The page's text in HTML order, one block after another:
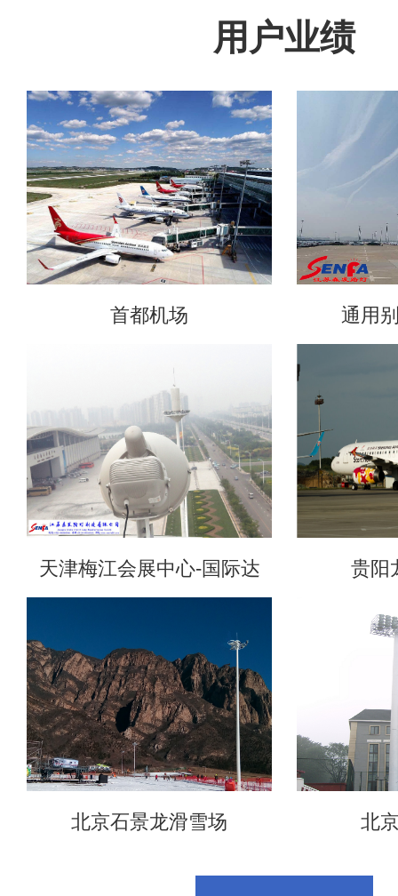
用户业绩
首都机场 通用
天津梅江会展中心-国际达 贵阳
北京石景龙滑雪场 北